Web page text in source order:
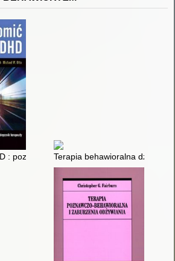
: poznawczo-behawioralna terapia
Terapia behawioralna dzieci z